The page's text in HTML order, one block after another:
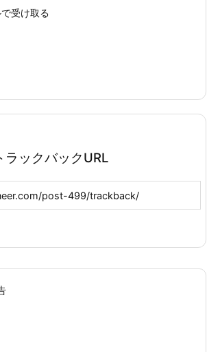
受け取る
ラックバックURL